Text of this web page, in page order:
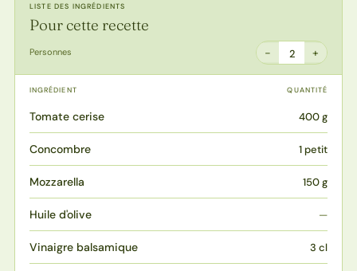
LISTE DES INGRÉDIENTS
Pour cette recette
Personnes − 2 +
INGRÉDIENT QUANTITÉ
Tomate cerise 400 g
Concombre 1 petit
Mozzarella 150 g
Huile d'olive —
Vinaigre balsamique 3 cl